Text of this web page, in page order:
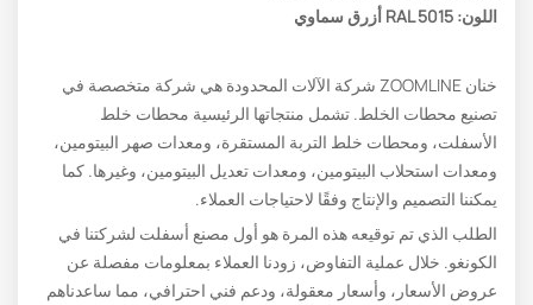
اللون: RAL 5015 أزرق سماوي
خنان ZOOMLINE شركة الآلات المحدودة هي شركة متخصصة في
تصنيع محطات الخلط. تشمل منتجاتها الرئيسية محطات خلط
الأسفلت، ومحطات خلط التربة المستقرة، ومعدات صهر البيتومين،
ومعدات استحلاب البيتومين، ومعدات تعديل البيتومين، وغيرها. كما
يمكننا التصميم والإنتاج وفقًا لاحتياجات العملاء.
الطلب الذي تم توقيعه هذه المرة هو أول مصنع أسفلت لشركتنا في
الكونغو. خلال عملية التفاوض، زودنا العملاء بمعلومات مفصلة عن
عروض الأسعار، وأسعار معقولة، ودعم فني احترافي، مما ساعدناهم